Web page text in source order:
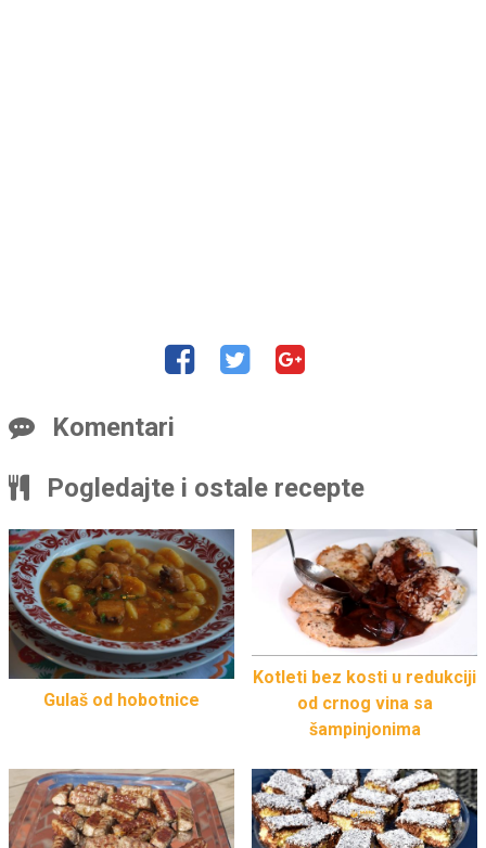
Komentari
Pogledajte i ostale recepte
Gulaš od hobotnice
Kotleti bez kosti u redukciji
od crnog vina sa
šampinjonima